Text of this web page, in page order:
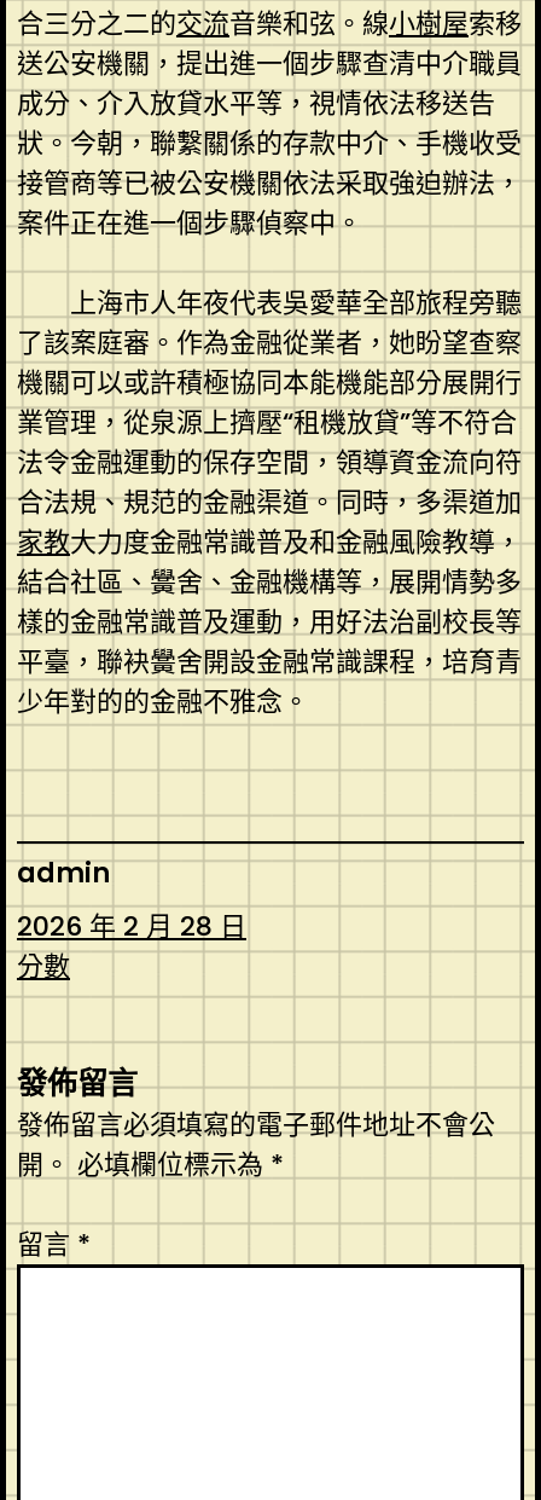
合三分之二的交流音樂和弦。線小樹屋索移
送公安機關，提出進一個步驟查清中介職員
成分、介入放貸水平等，視情依法移送告
狀。今朝，聯繫關係的存款中介、手機收受
接管商等已被公安機關依法采取強迫辦法，
案件正在進一個步驟偵察中。
上海市人年夜代表吳愛華全部旅程旁聽
了該案庭審。作為金融從業者，她盼望查察
機關可以或許積極協同本能機能部分展開行
業管理，從泉源上擠壓“租機放貸”等不符合
法令金融運動的保存空間，領導資金流向符
合法規、規范的金融渠道。同時，多渠道加
家教大力度金融常識普及和金融風險教導，
結合社區、黌舍、金融機構等，展開情勢多
樣的金融常識普及運動，用好法治副校長等
平臺，聯袂黌舍開設金融常識課程，培育青
少年對的的金融不雅念。
admin
2026 年 2 月 28 日
分數
發佈留言
發佈留言必須填寫的電子郵件地址不會公
開。 必填欄位標示為 *
留言 *